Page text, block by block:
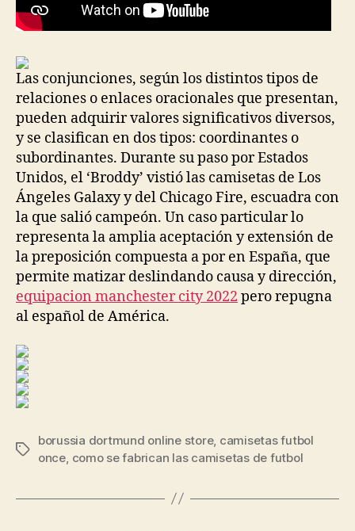
Las conjunciones, según los distintos tipos de
relaciones o enlaces oracionales que presentan,
pueden adquirir valores significativos diversos,
y se clasifican en dos tipos: coordinantes o
subordinantes. Durante su paso por Estados
Unidos, el ‘Broddy’ vistió las camisetas de Los
Ángeles Galaxy y del Chicago Fire, escuadra con
la que salió campeón. Un caso particular lo
representa la amplia aceptación y extensión de
la preposición compuesta a por en España, que
permite matizar deslindando causa y dirección,
equipacion manchester city 2022 pero repugna
al español de América.
Etiquetas
borussia dortmund online store, camisetas futbol
once como se fabrican las camisetas de futbol